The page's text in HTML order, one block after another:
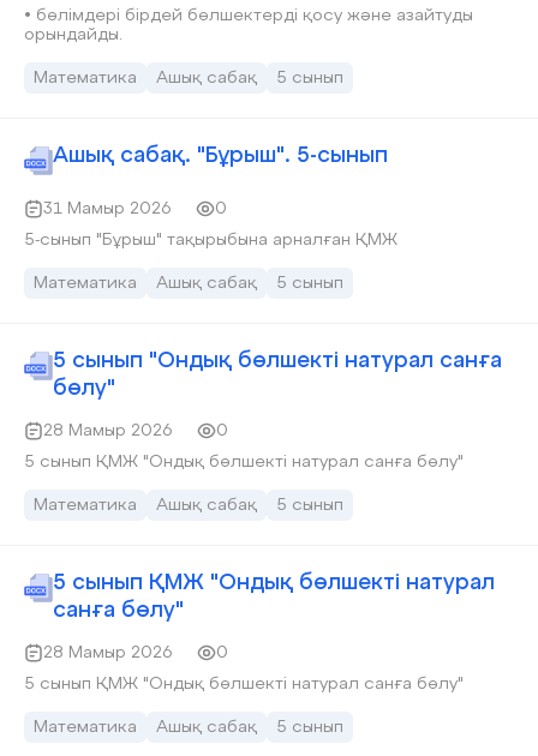
• бөлімдері бірдей бөлшектерді қосу және азайтуды
орындайды.
Математика Ашық сабақ 5 сынып
Ашық сабақ. "Бұрыш". 5-сынып
31 Мамыр 2026
0
5-сынып "Бұрыш" тақырыбына арналған ҚМЖ
Математика Ашық сабақ 5 сынып
5 сынып "Ондық бөлшекті натурал санға
бөлу"
28 Мамыр 2026
0
5 сынып ҚМЖ "Ондық бөлшекті натурал санға бөлу"
Математика Ашық сабақ 5 сынып
5 сынып ҚМЖ "Ондық бөлшекті натурал
санға бөлу"
28 Мамыр 2026
0
5 сынып ҚМЖ "Ондық бөлшекті натурал санға бөлу"
Математика Ашық сабақ 5 сынып